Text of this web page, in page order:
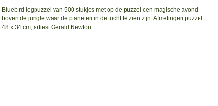
Bluebird legpuzzel van 500 stukjes met op de puzzel een magische avond
boven de jungle waar de planeten in de lucht te zien zijn. Afmetingen puzzel:
48 x 34 cm, artiest Gerald Newton.